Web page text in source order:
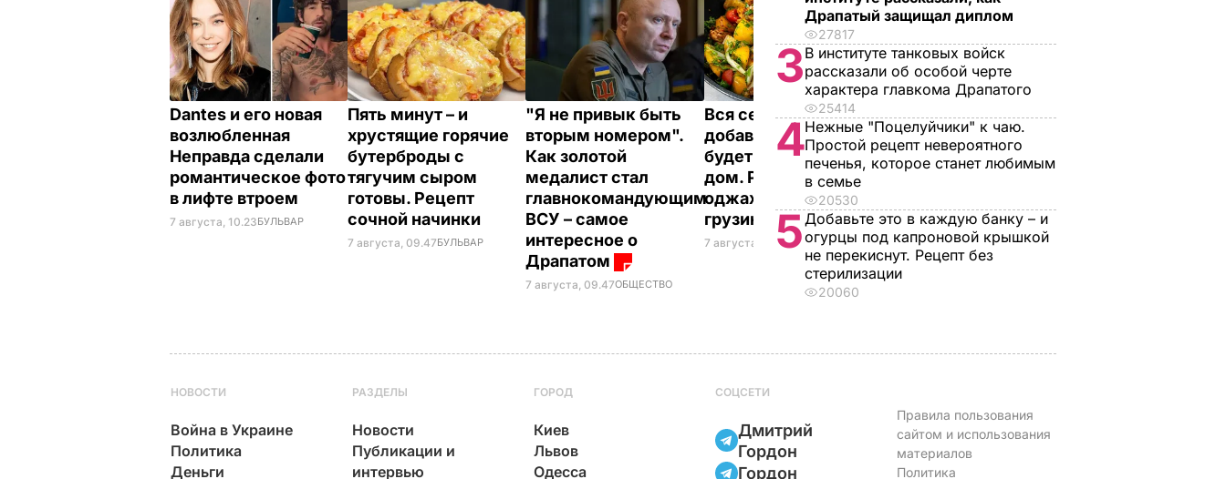
Dantes и его новая
возлюбленная
Неправда сделали
романтическое фото
в лифте втроем
7 августа, 10.23БУЛЬВАР
Пять минут – и
хрустящие горячие
бутерброды с
тягучим сыром
готовы. Рецепт
сочной начинки
7 августа, 09.47БУЛЬВАР
"Я не привык быть
вторым номером".
Как золотой
медалист стал
главнокомандующим
ВСУ – самое
интересное о
Драпатом
7 августа, 09.47ОБЩЕСТВО
Вся семья попросит
добавки, а аромат
будет стоять на весь
дом. Рецепт
оджахури –
грузинского блюда
7 августа, 09.32БУЛЬВАР
"Мишуня, дочка
родилась!"
Драпатый
рассказал, как
узнал о рождении
дочери
7 августа, 08.33БУЛЬВАР
Драпатый защищал диплом
27817
3В институте танковых войск
рассказали об особой черте
характера главкома Драпатого
25414
4Нежные "Поцелуйчики" к чаю.
Простой рецепт невероятного
печенья, которое станет любимым
в семье
20530
5Добавьте это в каждую банку – и
огурцы под капроновой крышкой
не перекиснут. Рецепт без
стерилизации
20060
НОВОСТИ
Война в Украине
Политика
Деньги
РАЗДЕЛЫ
Новости
Публикации и
интервью
ГОРОД
Киев
Львов
Одесса
СОЦСЕТИ
Дмитрий
Гордон
Гордон
Правила пользования
сайтом и использования
материалов
Политика